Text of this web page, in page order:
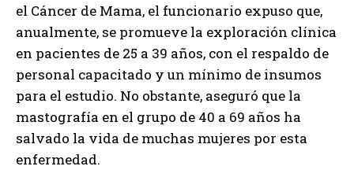
el Cáncer de Mama, el funcionario expuso que,
anualmente, se promueve la exploración clínica
en pacientes de 25 a 39 años, con el respaldo de
personal capacitado y un mínimo de insumos
para el estudio. No obstante, aseguró que la
mastografía en el grupo de 40 a 69 años ha
salvado la vida de muchas mujeres por esta
enfermedad.